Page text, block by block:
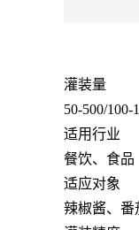
灌装量
50-500/100-
适用行业
餐饮、食品
适应对象
辣椒酱、番